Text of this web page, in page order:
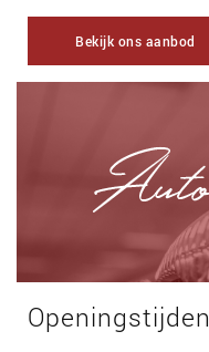
Bekijk ons aanbod
Openingstijden